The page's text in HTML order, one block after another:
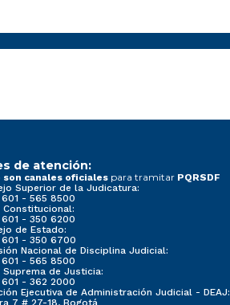
de atención:
son canales oficiales para tramitar PQRSDF
Superior de la Judicatura:
- 565 8500
Constitucional:
- 350 6200
de Estado:
601 - 350 6700
Nacional de Disciplina Judicial:
- 565 8500
Suprema de Justicia:
- 362 2000
Ejecutiva de Administración Judicial - DEAJ:
7 # 27-18, Bogotá